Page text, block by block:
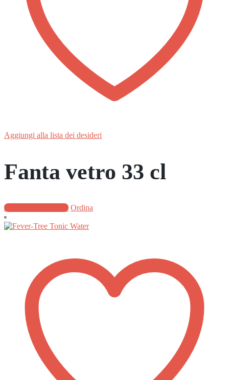
Aggiungi alla lista dei desideri
Fanta vetro 33 cl
Aggiungi al carrello Ordina